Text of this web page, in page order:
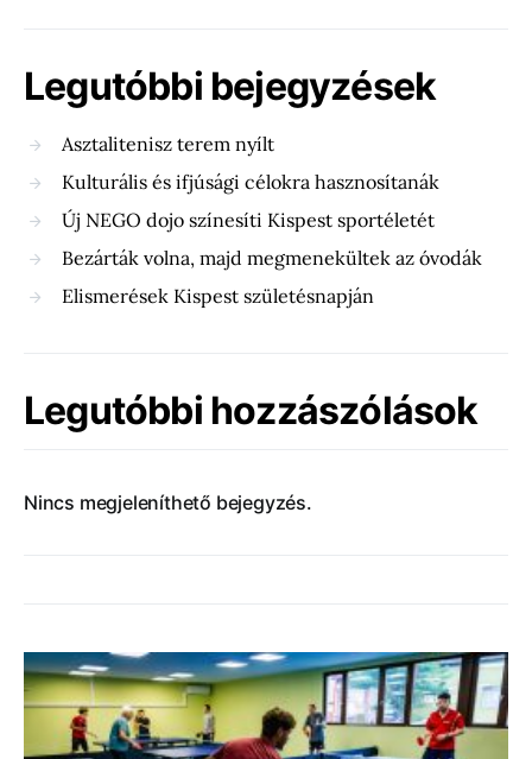
Legutóbbi bejegyzések
Asztalitenisz terem nyílt
Kulturális és ifjúsági célokra hasznosítanák
Új NEGO dojo színesíti Kispest sportéletét
Bezárták volna, majd megmenekültek az óvodák
Elismerések Kispest születésnapján
Legutóbbi hozzászólások
Nincs megjeleníthető bejegyzés.